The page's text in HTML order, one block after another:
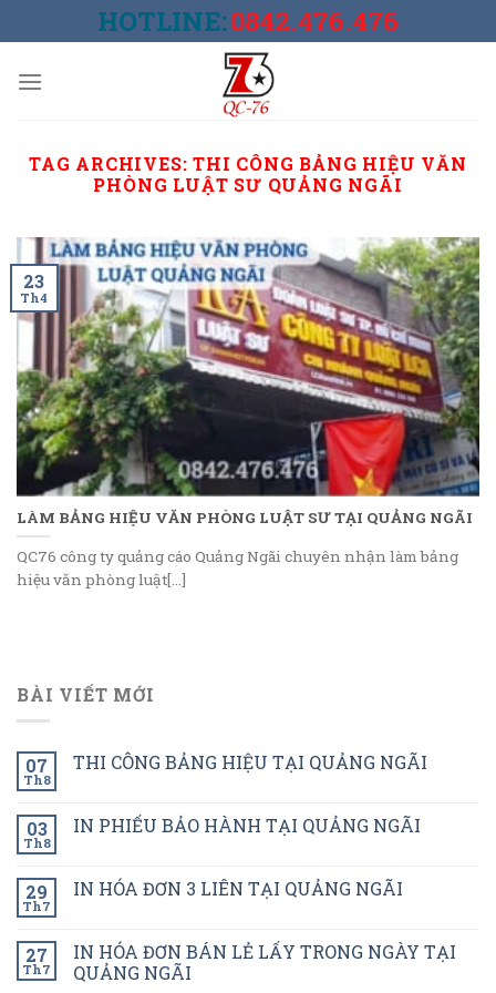
to
HOTLINE:0842.476.476
TAG ARCHIVES:THI CÔNG BẢNG HIỆU VĂN
PHÒNG LUẬT SƯ QUẢNG NGÃI
LÀM BẢNG HIỆU VĂN PHÒNG LUẬT SƯ TẠI QUẢNG NGÃI
QC76 công ty quảng cáo Quảng Ngãi chuyên nhận làm bảng
hiệu văn phòng luật[...]
23
Th4
BÀI VIẾT MỚI
07
Th8
THI CÔNG BẢNG HIỆU TẠI QUẢNG NGÃI
03
Th8
IN PHIẾU BẢO HÀNH TẠI QUẢNG NGÃI
29
Th7
IN HÓA ĐƠN 3 LIÊN TẠI QUẢNG NGÃI
27
Th7
IN HÓA ĐƠN BÁN LẺ LẤY TRONG NGÀY TẠI
QUẢNG NGÃI